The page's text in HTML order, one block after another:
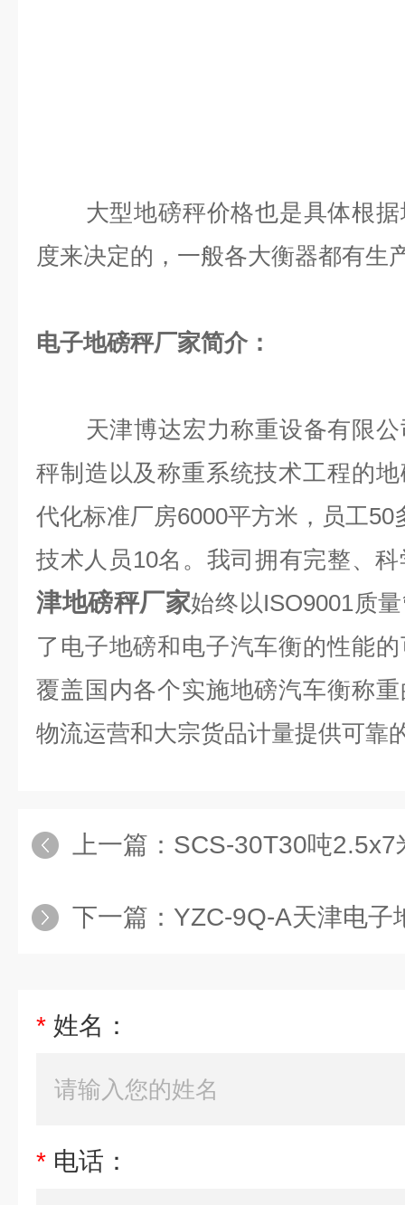
大型地磅秤价格也是具体根据
度来决定的，一般各大衡器都有生
电子地磅秤厂家简介：
天津博达宏力称重设备有限公
秤制造以及称重系统技术工程的
代化标准厂房6000平方米，员工
技术人员10名。我司拥有完整、
津地磅秤厂家始终以ISO9001质
了电子地磅和电子汽车衡的性能
覆盖国内各个实施地磅汽车衡称
物流运营和大宗货品计量提供可靠
上一篇： SCS-30T30吨2.5x7
下一篇： YZC-9Q-A天津电子
* 姓名：
* 电话：